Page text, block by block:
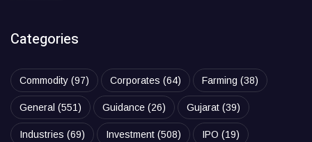
Categories
Commodity (97) Corporates (64) Farming (38)
General (551) Guidance (26) Gujarat (39)
Industries (69) Investment (508) IPO (19)